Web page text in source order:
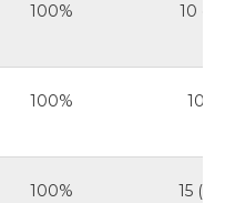
100% 10 с
100% 10
100% 15